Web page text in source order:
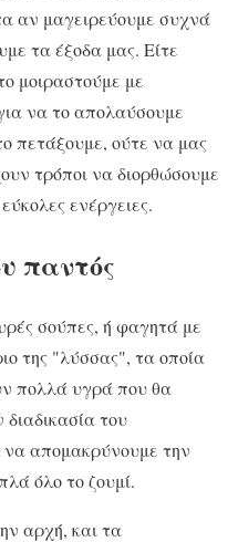
αν μαγειρεύουμε συχνά
τα έξοδα μας. Είτε
μοιραστούμε με
να το απολαύσουμε
πετάξουμε, ούτε να μας
τρόποι να διορθώσουμε
ενέργειες.
παντός
σούπες, ή φαγητά με
της "λύσσας", τα οποία
πολλά υγρά που θα
διαδικασία του
απομακρύνουμε την
όλο το ζουμί.
αρχή, και τα